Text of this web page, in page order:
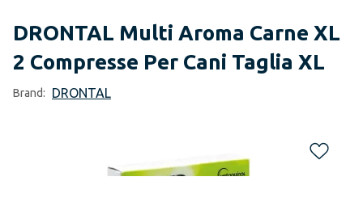
DRONTAL Multi Aroma Carne XL
2 Compresse Per Cani Taglia XL
Brand: DRONTAL